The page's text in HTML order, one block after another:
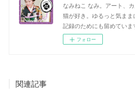
なみねこ なみ。アート、
猫が好き。ゆるっと気まま
記録のためにも留めていま
フォロー
関連記事